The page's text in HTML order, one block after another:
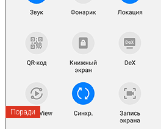
Поради